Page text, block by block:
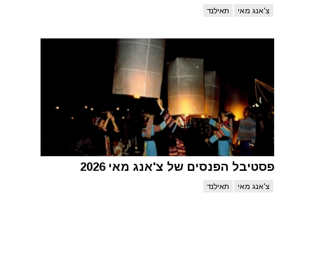
צ'אנג מאי תאילנד
פסטיבל הפנסים של צ'אנג מאי 2026
צ'אנג מאי תאילנד